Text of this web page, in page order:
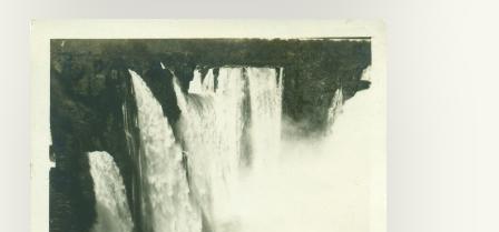
Cataratas
Yguazú,
Garganta
del
Diablo